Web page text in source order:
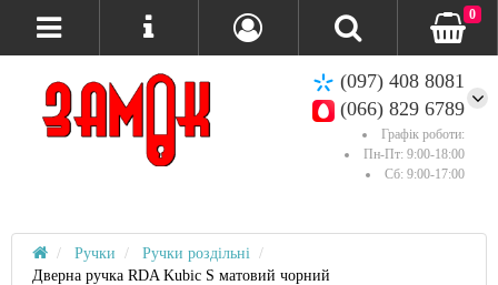
(097) 408 8081
(066) 829 6789
Графік роботи:
Пн-Пт: 9:00-18:00
Сб: 9:00-17:00
0
Ручки
Ручки роздільні
Дверна ручка RDA Kubic S матовий чорний